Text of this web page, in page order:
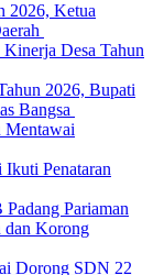
2026, Ketua
Desa Tahun
2026, Bupati
Bangsa
Mentawai
Penataran
Pariaman
dan Korong
Dorong SDN 22